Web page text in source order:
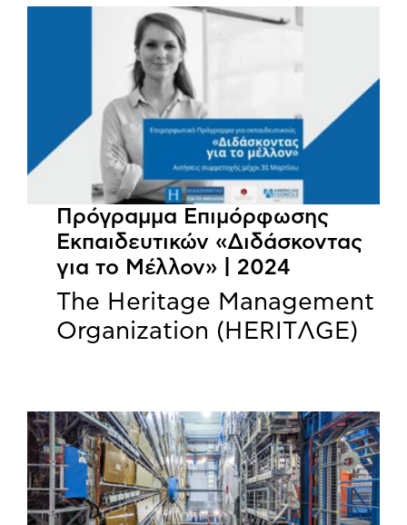
Πρόγραμμα Επιμόρφωσης
Εκπαιδευτικών «Διδάσκοντας
για το Μέλλον» | 2024
The Heritage Management
Organization (HERITΛGΕ)